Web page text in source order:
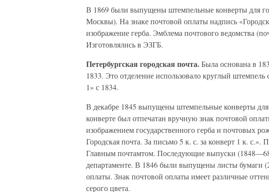
В 1869 были выпущены штемпельные конверты для
Москвы). На знаке почтовой оплаты надпись
изображение герба. Эмблема почтового ведомства
Изготовлялись в ЭЗГБ.
Петербургская городская почта.Была основана в
1833. Это отделение использовало круглый
1» с 1834.
В декабре 1845 выпущены штемпельные конверты
конверте был отпечатан вручную знак почтовой
изображением государственного герба и почтовых
Городская почта. За письмо 5 к. с. за конверт 1 к.
Главным почтамтом. Последующие выпуски
департаменте. В 1846 были выпущены листы бумаги
оплаты. Знак почтовой оплаты имеет различные
серого цвета.